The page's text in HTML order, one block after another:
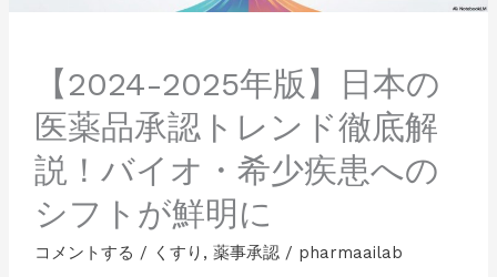
【2024-2025年版】日本の
医薬品承認トレンド徹底解
説！バイオ・希少疾患への
シフトが鮮明に
コメントする / くすり , 薬事承認/ pharmaailab
ド
徹
底
説！
バ